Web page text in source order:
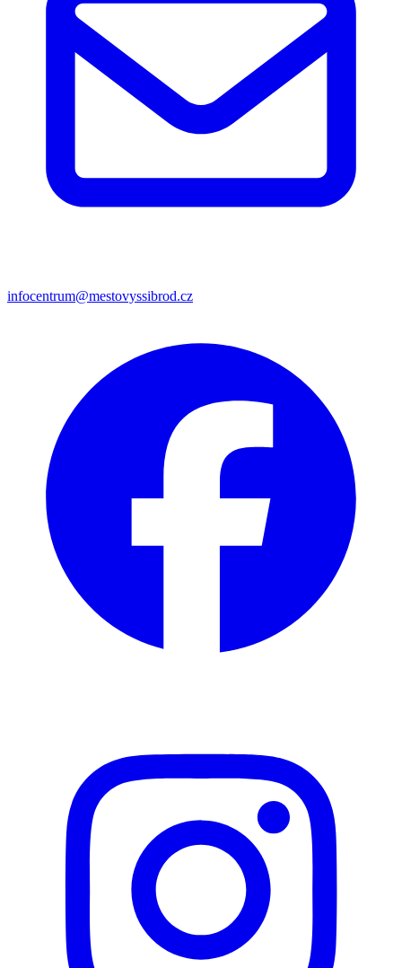
infocentrum@mestovyssibrod.cz